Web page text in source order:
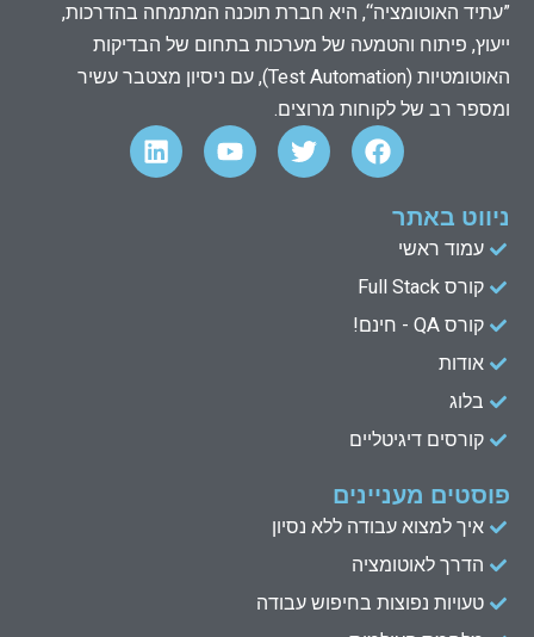
”עתיד האוטומציה“, היא חברת תוכנה המתמחה בהדרכות,
ייעוץ, פיתוח והטמעה של מערכות בתחום של הבדיקות
האוטומטיות (Test Automation), עם ניסיון מצטבר עשיר
ומספר רב של לקוחות מרוצים.
F
a
c
o
k
T
w
i
Y
o
u
L
i
n
ניווט באתר
עמוד ראשי
קורס Full Stack
קורס QA - חינם!
אודות
בלוג
קורסים דיגיטליים
פוסטים מעניינים
איך למצוא עבודה ללא נסיון
הדרך לאוטומציה
טעויות נפוצות בחיפוש עבודה